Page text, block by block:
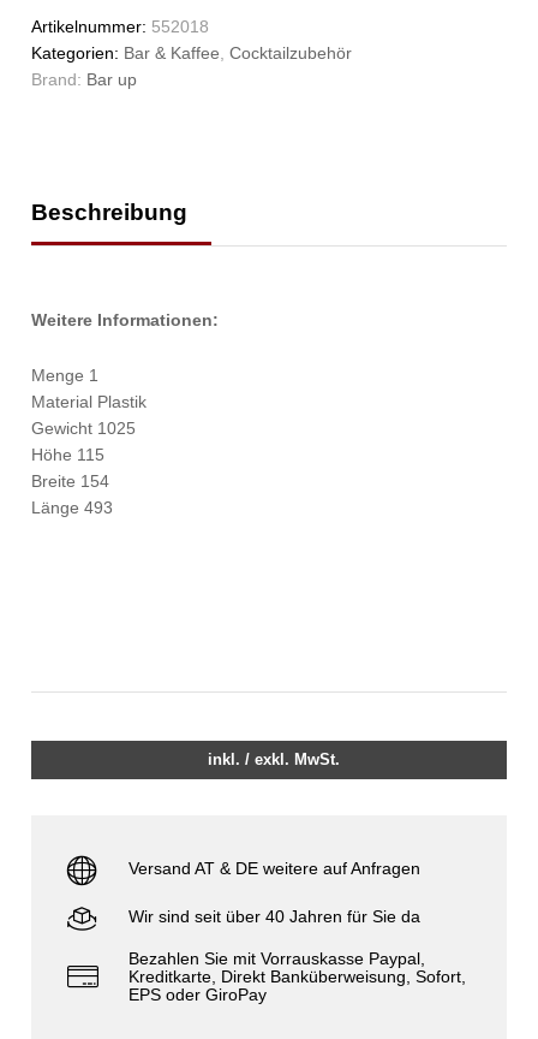
Artikelnummer: 552018
Kategorien: Bar & Kaffee ,Cocktailzubehör
Brand: Bar up
Beschreibung
Weitere Informationen:
Menge 1
Material Plastik
Gewicht 1025
Höhe 115
Breite 154
Länge 493
inkl. / exkl. MwSt.
Versand AT & DE weitere auf Anfragen
Wir sind seit über 40 Jahren für Sie da
Bezahlen Sie mit Vorrauskasse Paypal,
Kreditkarte, Direkt Banküberweisung, Sofort,
EPS oder GiroPay